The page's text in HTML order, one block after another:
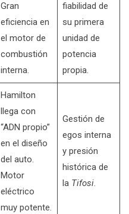
Gran
eficiencia en
el motor de
combustión
interna.
fiabilidad de
su primera
unidad de
potencia
propia.
Hamilton
llega con
“ADN propio”
en el diseño
del auto.
Motor
eléctrico
muy potente.
Gestión de
egos interna
y presión
histórica de
la Tifosi.